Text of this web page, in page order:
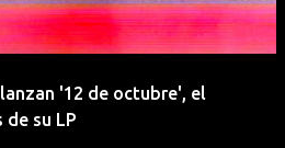
'12 de octubre', el
su LP